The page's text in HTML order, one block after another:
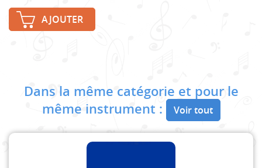
AJOUTER
Dans la même catégorie et pour le
même instrument :
Voir tout